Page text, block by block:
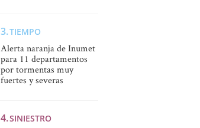
TIEMPO
Alerta naranja de Inumet
para 11 departamentos
por tormentas muy
fuertes y severas
SINIESTRO